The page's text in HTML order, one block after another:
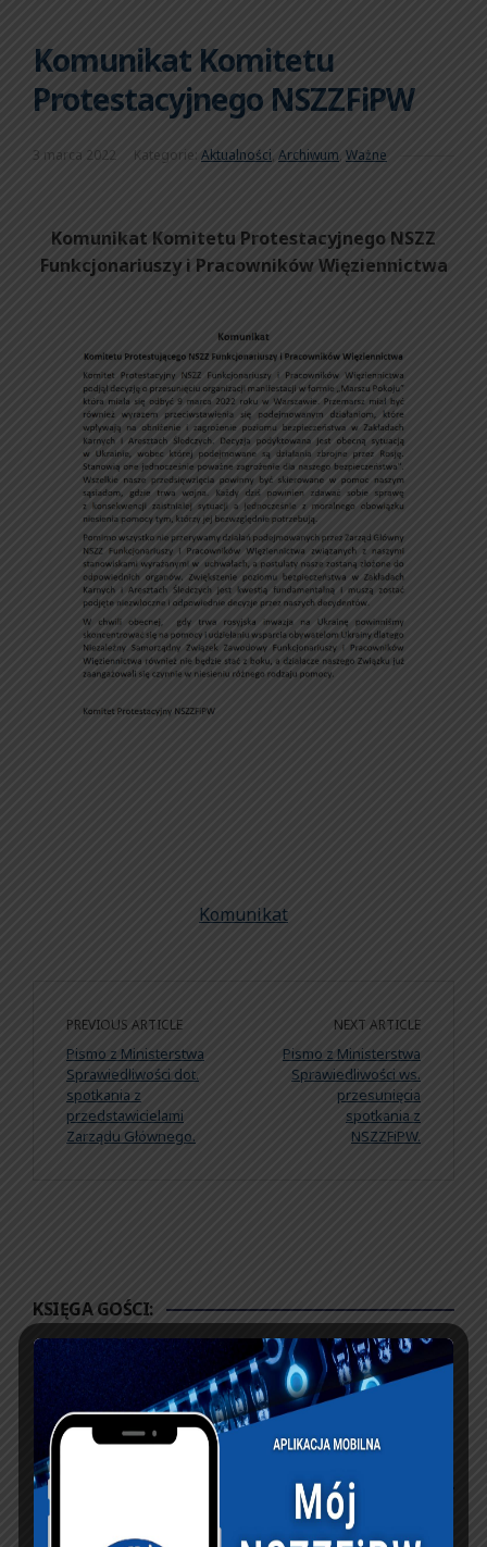
Komunikat Komitetu
Protestacyjnego NSZZFiPW
3 marca 2022 Kategorie: Aktualności, Archiwum, Ważne
Komunikat Komitetu Protestacyjnego NSZZ
Funkcjonariuszy i Pracowników Więziennictwa
Komunikat
PREVIOUS ARTICLE
Pismo z Ministerstwa
Sprawiedliwości dot.
spotkania z
przedstawicielami
Zarządu Głównego.
NEXT ARTICLE
Pismo z Ministerstwa
Sprawiedliwości ws.
przesunięcia
spotkania z
NSZZFiPW.
KSIĘGA GOŚCI:
Zobacz księgę
dopisz do księgi
NASZ FACEBOOK